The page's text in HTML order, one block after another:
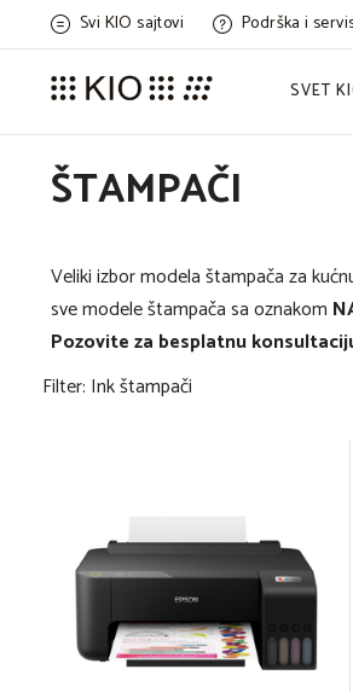
Svi KIO sajtovi Podrška i
SVET
ŠTAMPAČI
Veliki izbor modela štampača za
sve modele štampača sa oznakom
Pozovite za besplatnu
Filter: Ink štampači